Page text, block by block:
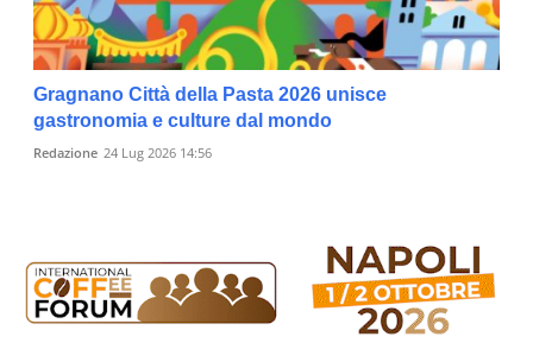
Gragnano Città della Pasta 2026 unisce
gastronomia e culture dal mondo
Redazione 24 Lug 2026 14:56